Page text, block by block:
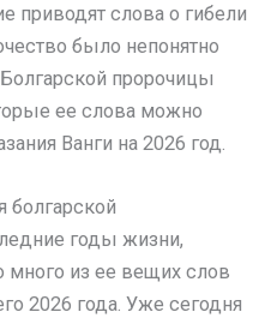
приводят слова о гибели
было непонятно
пророчицы
ее слова можно
Ванги на 2026 год.
болгарской
годы жизни,
из ее вещих слов
2026 года. Уже сегодня